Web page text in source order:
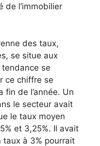
de l’immobilier
des taux,
se situe aux
se
ce chiffre se
fin de l’année. Un
le secteur avait
le taux moyen
et 3,25%. Il avait
taux à 3% pourrait